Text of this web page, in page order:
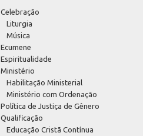
Celebração
Liturgia
Música
Ecumene
Espiritualidade
Ministério
Habilitação Ministerial
Ministério com Ordenação
Política de Justiça de Gênero
Qualificação
Educação Cristã Contínua